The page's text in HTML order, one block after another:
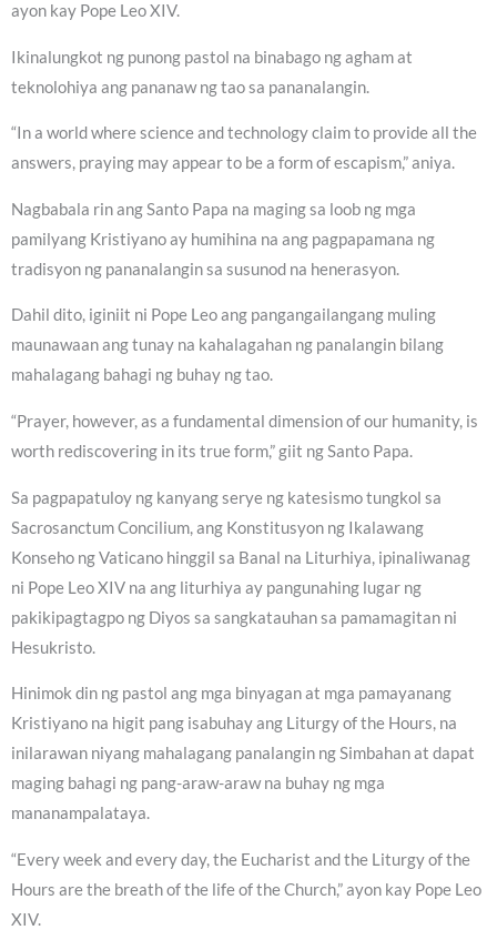
ayon kay Pope Leo XIV.
Ikinalungkot ng punong pastol na binabago ng agham at
teknolohiya ang pananaw ng tao sa pananalangin.
“In a world where science and technology claim to provide all the
answers, praying may appear to be a form of escapism,” aniya.
Nagbabala rin ang Santo Papa na maging sa loob ng mga
pamilyang Kristiyano ay humihina na ang pagpapamana ng
tradisyon ng pananalangin sa susunod na henerasyon.
Dahil dito, iginiit ni Pope Leo ang pangangailangang muling
maunawaan ang tunay na kahalagahan ng panalangin bilang
mahalagang bahagi ng buhay ng tao.
“Prayer, however, as a fundamental dimension of our humanity, is
worth rediscovering in its true form,” giit ng Santo Papa.
Sa pagpapatuloy ng kanyang serye ng katesismo tungkol sa
Sacrosanctum Concilium, ang Konstitusyon ng Ikalawang
Konseho ng Vaticano hinggil sa Banal na Liturhiya, ipinaliwanag
ni Pope Leo XIV na ang liturhiya ay pangunahing lugar ng
pakikipagtagpo ng Diyos sa sangkatauhan sa pamamagitan ni
Hesukristo.
Hinimok din ng pastol ang mga binyagan at mga pamayanang
Kristiyano na higit pang isabuhay ang Liturgy of the Hours, na
inilarawan niyang mahalagang panalangin ng Simbahan at dapat
maging bahagi ng pang-araw-araw na buhay ng mga
mananampalataya.
“Every week and every day, the Eucharist and the Liturgy of the
Hours are the breath of the life of the Church,” ayon kay Pope Leo
XIV.